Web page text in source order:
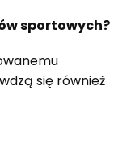
sportowych?
się również